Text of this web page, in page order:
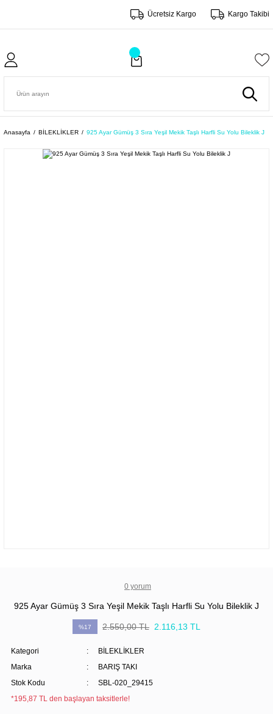
Ücretsiz Kargo Kargo Takibi
Anasayfa BİLEKLİKLER 925 Ayar Gümüş 3 Sıra Yeşil Mekik Taşlı Harfli Su Yolu Bileklik J
0 yorum
925 Ayar Gümüş 3 Sıra Yeşil Mekik Taşlı Harfli Su Yolu Bileklik J
%17 2.550,00 TL 2.116,13 TL
Kategori
BİLEKLİKLER
Marka
BARIŞ TAKI
Stok Kodu
SBL-020_29415
*195,87 TL den başlayan taksitlerle!